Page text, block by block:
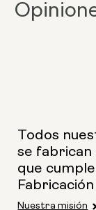
Todos
se fabrican
que
Nuestra misión